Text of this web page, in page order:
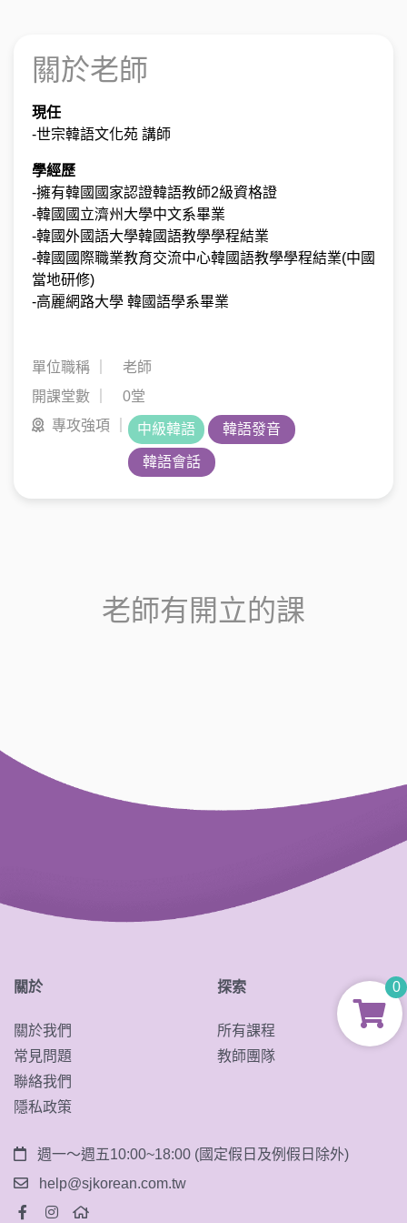
關於老師
現任
-世宗韓語文化苑 講師
學經歷
-擁有韓國國家認證韓語教師2級資格證
-韓國國立濟州大學中文系畢業
-韓國外國語大學韓國語教學學程結業
-韓國國際職業教育交流中心韓國語教學學程結業(中國
當地研修)
-高麗網路大學 韓國語學系畢業
單位職稱 ｜
老師
開課堂數 ｜
0堂
專攻強項 ｜
中級韓語 韓語發音
韓語會話
老師有開立的課
週一～週五10:00~18:00 (國定假日及例假日除外)
help@sjkorean.com.tw
關於
關於我們
常見問題
聯絡我們
隱私政策
探索
所有課程
教師團隊
0